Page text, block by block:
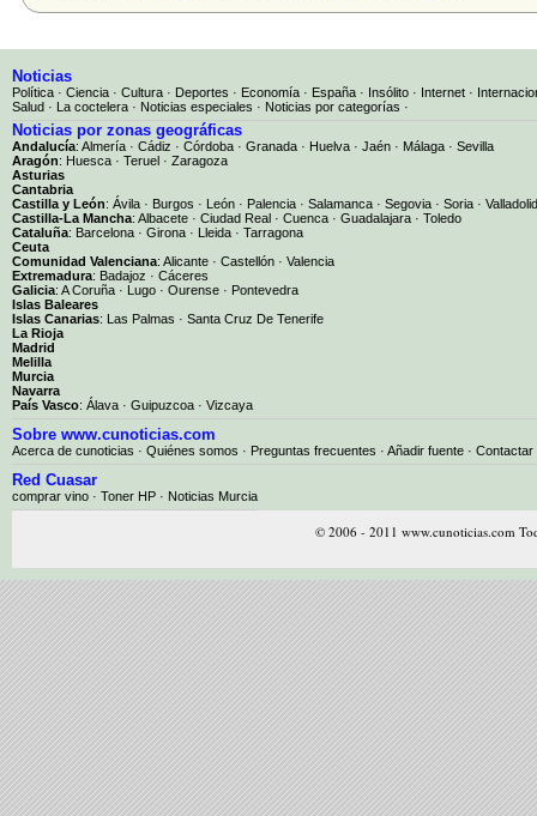
Noticias
Política · Ciencia · Cultura · Deportes · Economía · España · Insólito · Internet ·
Salud · La coctelera · Noticias especiales · Noticias por categorías ·
Noticias por zonas geográficas
Andalucía: Almería · Cádiz · Córdoba · Granada · Huelva · Jaén · Málaga · Sevilla
Aragón: Huesca · Teruel · Zaragoza
Asturias
Cantabria
Castilla y León: Ávila · Burgos · León · Palencia · Salamanca · Segovia · Soria · Valladolid
Castilla-La Mancha: Albacete · Ciudad Real · Cuenca · Guadalajara · Toledo
Cataluña: Barcelona · Girona · Lleida · Tarragona
Ceuta
Comunidad Valenciana: Alicante · Castellón · Valencia
Extremadura: Badajoz · Cáceres
Galicia: A Coruña · Lugo · Ourense · Pontevedra
Islas Baleares
Islas Canarias: Las Palmas · Santa Cruz De Tenerife
La Rioja
Madrid
Melilla
Murcia
Navarra
País Vasco: Álava · Guipuzcoa · Vizcaya
Sobre www.cunoticias.com
Acerca de cunoticias · Quiénes somos · Preguntas frecuentes · Añadir fuente · Contactar
Red Cuasar
comprar vino · Toner HP · Noticias Murcia
© 2006 - 2011 www.cunoticias.com